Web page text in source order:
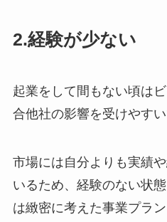
2.経験が少ない
起業をして間もない頃は
合他社の影響を受けやすい
市場には自分よりも実績
いるため、経験のない状
は緻密に考えた事業プラ